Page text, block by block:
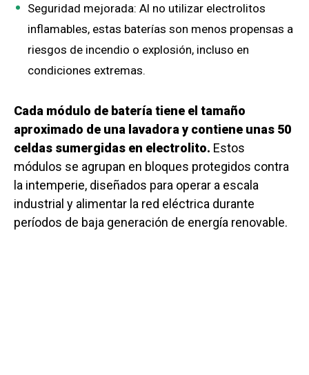
Seguridad mejorada: Al no utilizar electrolitos
inflamables, estas baterías son menos propensas a
riesgos de incendio o explosión, incluso en
condiciones extremas.
Cada módulo de batería tiene el tamaño
aproximado de una lavadora y contiene unas 50
celdas sumergidas en electrolito. Estos
módulos se agrupan en bloques protegidos contra
la intemperie, diseñados para operar a escala
industrial y alimentar la red eléctrica durante
períodos de baja generación de energía renovable.